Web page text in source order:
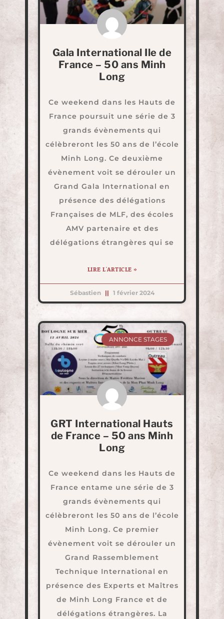
Gala International Ile de
France – 50 ans Minh
Long
Ce weekend dans les Hauts de
France poursuit une série de 3
grands évènements qui
célèbreront les 50 ans de l’école
Minh Long. Ce deuxième
évènement voit se dérouler un
Grand Gala International en
présence des délégations
Françaises de MLF, des écoles
AMV partenaire et des
délégations étrangères qui se
LIRE L'ARTICLE »
Sébastien 1 février 2024
ANNONCE STAGES
GRT International Hauts
de France – 50 ans Minh
Long
Ce weekend dans les Hauts de
France entame une série de 3
grands évènements qui
célèbreront les 50 ans de l’école
Minh Long. Ce premier
évènement voit se dérouler un
Grand Rassemblement
Technique International en
présence des Experts et Maîtres
de Minh Long France et de
délégations étrangères. La